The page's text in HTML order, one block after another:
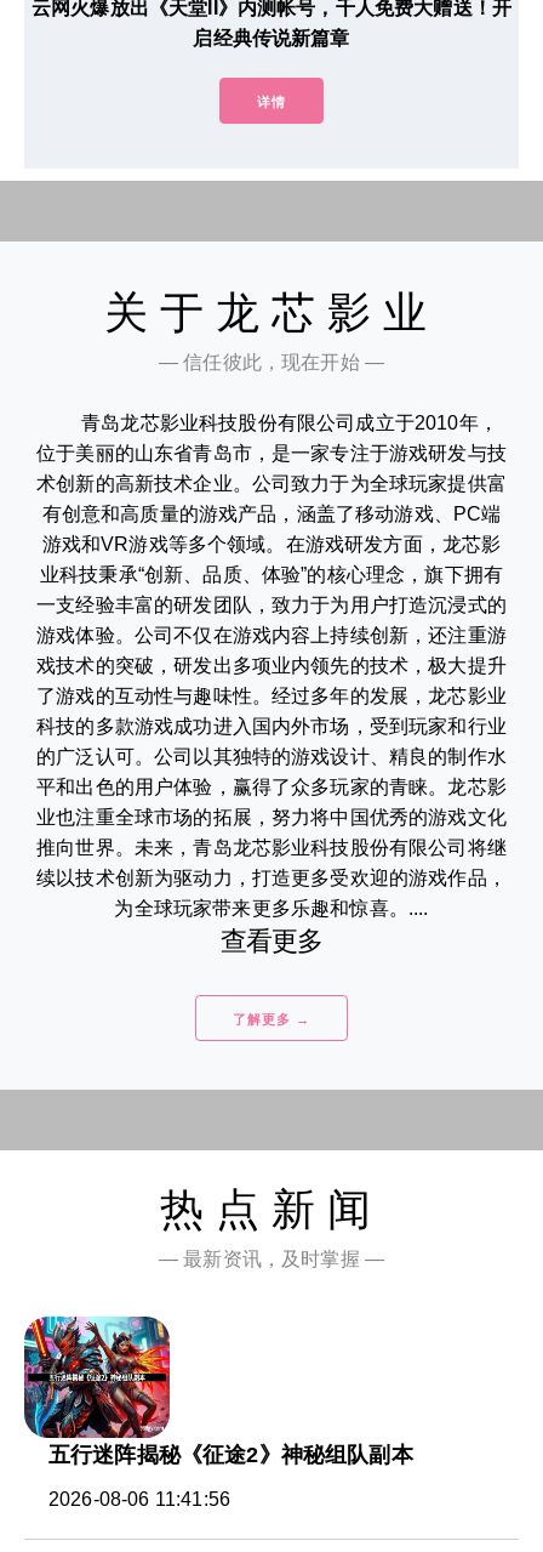
云网火爆放出《天堂II》内测帐号，千人免费大赠送！开
启经典传说新篇章
详情
关于龙芯影业
— 信任彼此，现在开始 —
青岛龙芯影业科技股份有限公司成立于2010年，
位于美丽的山东省青岛市，是一家专注于游戏研发与技
术创新的高新技术企业。公司致力于为全球玩家提供富
有创意和高质量的游戏产品，涵盖了移动游戏、PC端
游戏和VR游戏等多个领域。在游戏研发方面，龙芯影
业科技秉承“创新、品质、体验”的核心理念，旗下拥有
一支经验丰富的研发团队，致力于为用户打造沉浸式的
游戏体验。公司不仅在游戏内容上持续创新，还注重游
戏技术的突破，研发出多项业内领先的技术，极大提升
了游戏的互动性与趣味性。经过多年的发展，龙芯影业
科技的多款游戏成功进入国内外市场，受到玩家和行业
的广泛认可。公司以其独特的游戏设计、精良的制作水
平和出色的用户体验，赢得了众多玩家的青睐。龙芯影
业也注重全球市场的拓展，努力将中国优秀的游戏文化
推向世界。未来，青岛龙芯影业科技股份有限公司将继
续以技术创新为驱动力，打造更多受欢迎的游戏作品，
为全球玩家带来更多乐趣和惊喜。....
查看更多
了解更多 →
热点新闻
— 最新资讯，及时掌握 —
五行迷阵揭秘《征途2》神秘组队副本
2026-08-06 11:41:56